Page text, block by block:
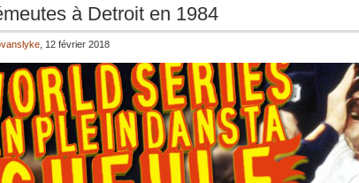
à Detroit en 1984
, 12 février 2018